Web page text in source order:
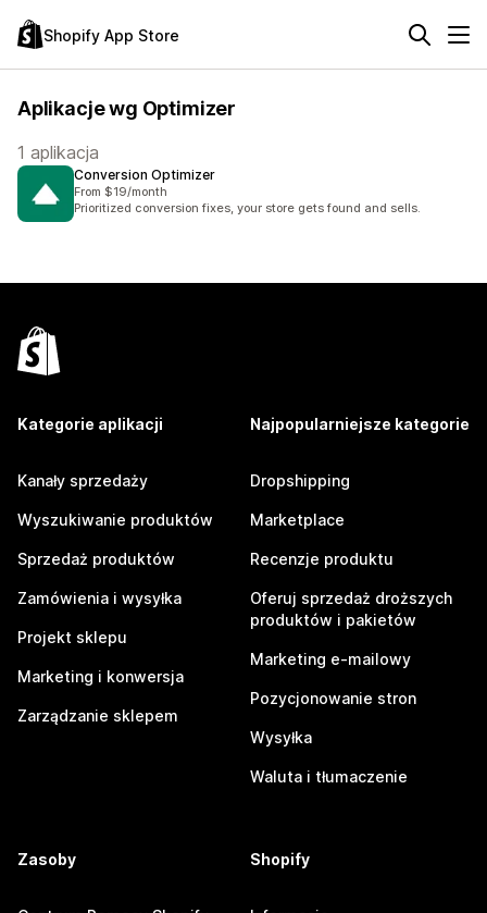
Shopify App Store
Aplikacje wg Optimizer
1 aplikacja
Conversion Optimizer
From $19/month
Prioritized conversion fixes, your store gets found and sells.
Kategorie aplikacji
Kanały sprzedaży
Wyszukiwanie produktów
Sprzedaż produktów
Zamówienia i wysyłka
Projekt sklepu
Marketing i konwersja
Zarządzanie sklepem
Najpopularniejsze kategorie
Dropshipping
Marketplace
Recenzje produktu
Oferuj sprzedaż droższych
produktów i pakietów
Marketing e-mailowy
Pozycjonowanie stron
Wysyłka
Waluta i tłumaczenie
Zasoby Shopify